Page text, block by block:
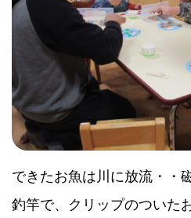
できたお魚は川に放流・・
釣竿で、クリップのついた